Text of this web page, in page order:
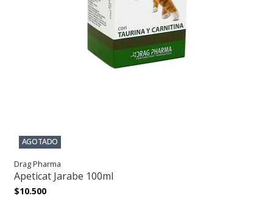
AGOTADO
Drag Pharma
Apeticat Jarabe 100ml
$10.500